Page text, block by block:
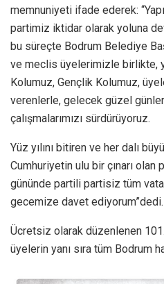
memnuniyeti ifade ederek:
partimiz iktidar olarak yoluna
bu süreçte Bodrum Belediye
ve meclis üyelerimizle birlikte,
Kolumuz, Gençlik Kolumuz,
verenlerle, gelecek güzel
çalışmalarımızı sürdürüyoruz.
Yüz yılını bitiren ve her dalı
Cumhuriyetin ulu bir çınarı olan
gününde partili partisiz tüm
gecemize davet ediyorum”dedi.
Ücretsiz olarak düzenlenen
üyelerin yanı sıra tüm Bodrum